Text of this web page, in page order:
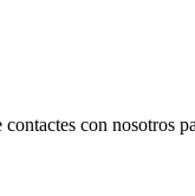
con nosotros